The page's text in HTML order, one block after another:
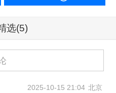
选(5)
2025-10-15 21:04 北京